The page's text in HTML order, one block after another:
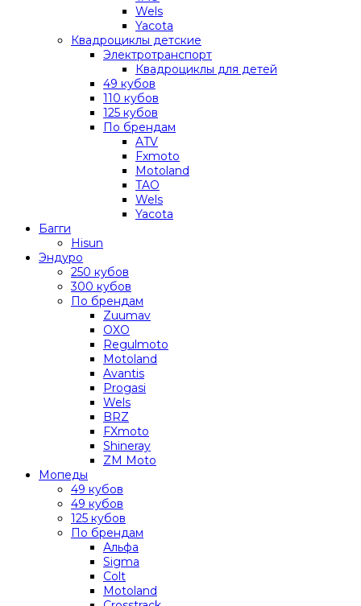
Wels
Yacota
Квадроциклы детские
Электротранспорт
Квадроциклы для детей
49 кубов
110 кубов
125 кубов
По брендам
ATV
Fxmoto
Motoland
TAO
Wels
Yacota
Багги
Hisun
Эндуро
250 кубов
300 кубов
По брендам
Zuumav
OXO
Regulmoto
Motoland
Avantis
Progasi
Wels
BRZ
FXmoto
Shineray
ZM Moto
Мопеды
49 кубов
49 кубов
125 кубов
По брендам
Альфа
Sigma
Colt
Motoland